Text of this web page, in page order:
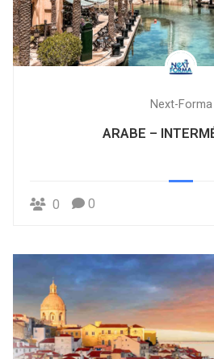
Next-Forma
ARABE –
0 0